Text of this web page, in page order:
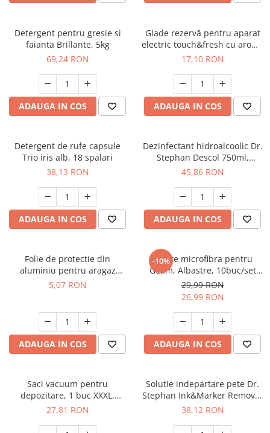
Detergent pentru gresie si
faianta Brillante, 5kg
69,24 RON
ADAUGA IN COS
Glade rezervă pentru aparat
electric touch&fresh cu aromă
Cherry&Peony, 10 g
17,10 RON
ADAUGA IN COS
Detergent de rufe capsule
Trio iris alb, 18 spalari
38,13 RON
ADAUGA IN COS
Dezinfectant hidroalcoolic Dr.
Stephan Descol 750ml,
90025259
45,86 RON
ADAUGA IN COS
Folie de protectie din
aluminiu pentru aragaz
Ropack, 50 x 60 cm
5,07 RON
ADAUGA IN COS
-10%
Lavete microfibra pentru
Geam, Albastre, 10buc/set
35x40cm
29,99 RON
26,99 RON
ADAUGA IN COS
Saci vacuum pentru
depozitare, 1 buc XXXL,
100x80 cm, & 1 buc L, 70x50
27,81 RON
Solutie indepartare pete Dr.
Stephan Ink&Marker Remover
750ml - 90013416
38,12 RON